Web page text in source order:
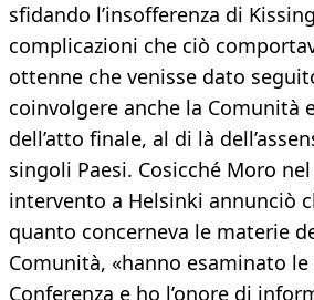
sfidando l’insofferenza di
complicazioni che ciò
ottenne che venisse dato
coinvolgere anche la Comunità
dell’atto finale, al di là
singoli Paesi. Cosicché Moro
intervento a Helsinki annunciò
quanto concerneva le materie
Comunità, «hanno esaminato
Conferenza e ho l’onore di